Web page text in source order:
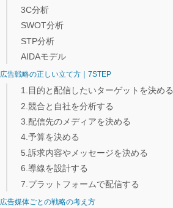
3C分析
SWOT分析
STP分析
AIDAモデル
広告戦略の正しい立て方｜7STEP
1.目的と配信したいターゲットを決める
2.競合と自社を分析する
3.配信先のメディアを決める
4.予算を決める
5.訴求内容やメッセージを決める
6.導線を設計する
7.プラットフォームで配信する
広告媒体ごとの戦略の考え方